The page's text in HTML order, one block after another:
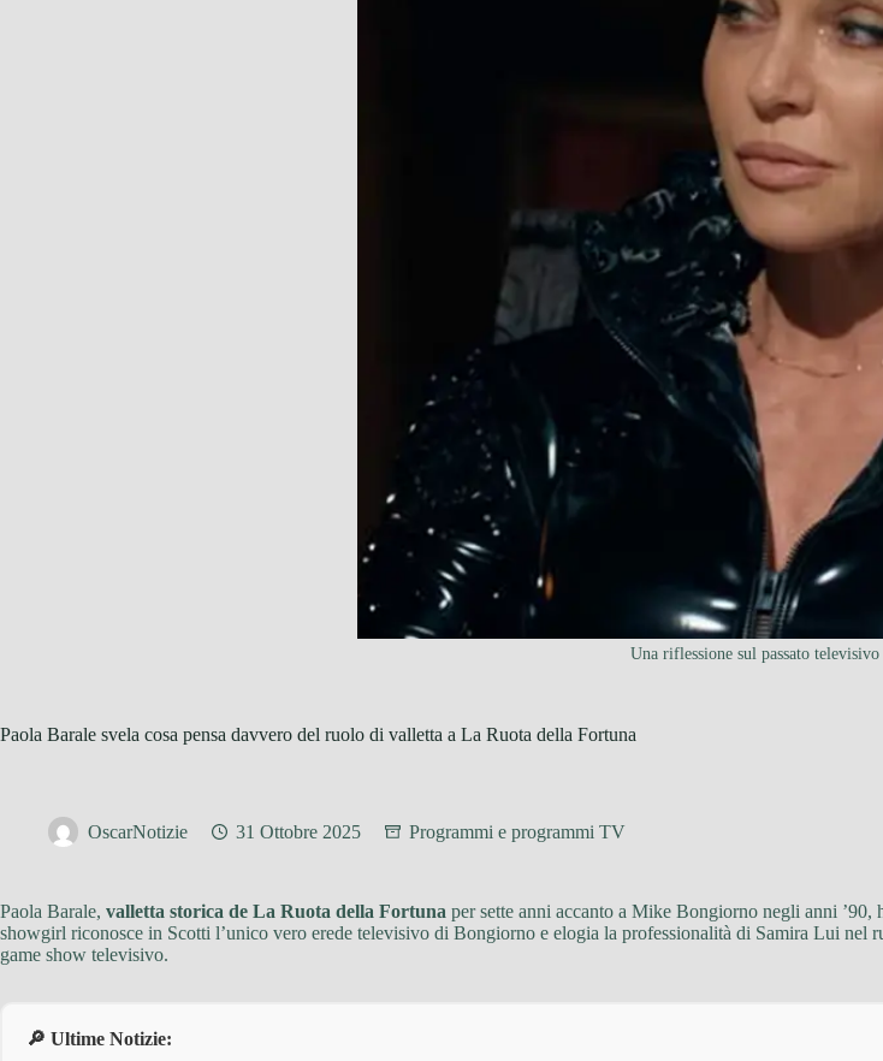
Una riflessione sul passato
Paola Barale svela cosa pensa davvero del ruolo di valletta a La Ruota della Fortuna
OscarNotizie 31 Ottobre 2025 Programmi e programmi TV
Paola Barale, valletta storica de La Ruota della Fortuna per sette anni accanto a Mike Bongiorno negli anni
showgirl riconosce in Scotti l’unico vero erede televisivo di Bongiorno e elogia la professionalità di Samira Lui
game show televisivo.
🔎 Ultime Notizie: